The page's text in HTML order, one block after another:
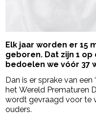
Elk jaar worden er 15
geboren. Dat zijn 1
bedoelen we vóór 37
Dan is er sprake van een
het Wereld Prematuren
wordt gevraagd voor te
ouders.